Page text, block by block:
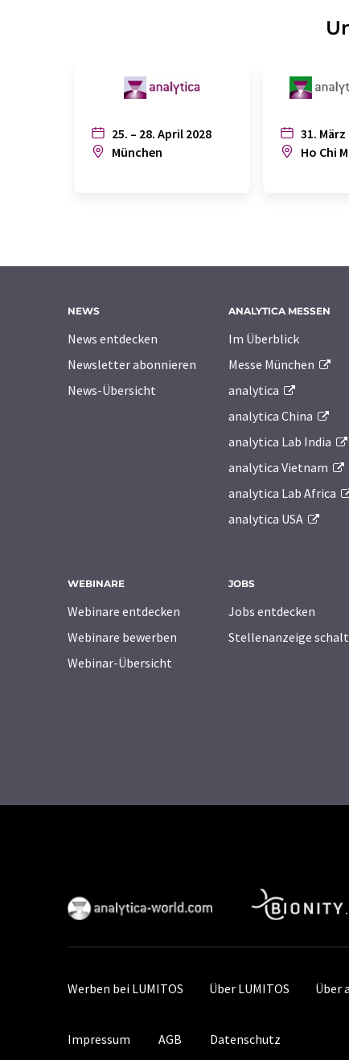
25. – 28. April 2028
München
31.
Ho Chi
NEWS
News entdecken
Newsletter abonnieren
News-Übersicht
ANALYTICA MESSEN
Im Überblick
Messe München
analytica
analytica China
analytica Lab India
analytica Vietnam
analytica Lab Africa
analytica USA
WEBINARE
Webinare entdecken
Webinare bewerben
Webinar-Übersicht
JOBS
Jobs entdecken
Stellenanzeige
Werben bei LUMITOS Über LUMITOS Über
Impressum AGB Datenschutz